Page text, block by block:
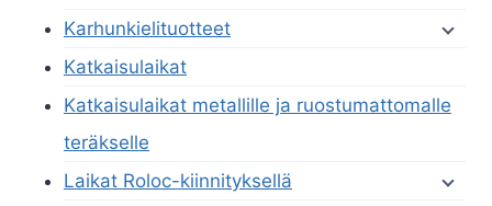
Karhunkielituotteet
Katkaisulaikat
Katkaisulaikat metallille ja ruostumattomalle
teräkselle
Laikat Roloc-kiinnityksellä